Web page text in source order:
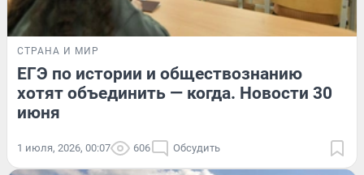
СТРАНА И МИР
ЕГЭ по истории и обществознанию
хотят объединить — когда. Новости 30
июня
1 июля, 2026, 00:07 606 Обсудить